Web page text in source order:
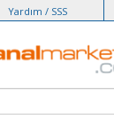
Yardım / SSS